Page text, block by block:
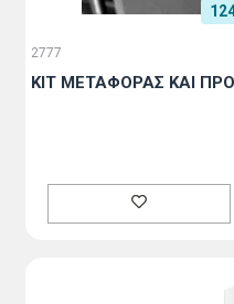
2777
ΚΙΤ ΜΕΤΑΦΟΡΑΣ ΚΑΙ